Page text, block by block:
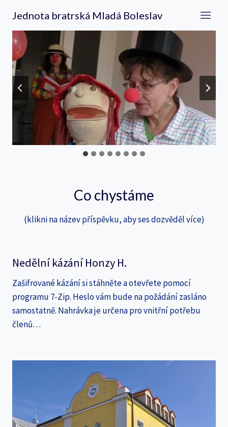
obsah
Jednota bratrská Mladá Boleslav
Co chystáme
(klikni na název příspěvku, aby ses dozvěděl více)
Nedělní kázání Honzy H.
Zašifrované kázání si stáhněte a otevřete pomocí
programu 7-Zip. Heslo vám bude na požádání zasláno
samostatně. Nahrávka je určena pro vnitřní potřebu
členů…